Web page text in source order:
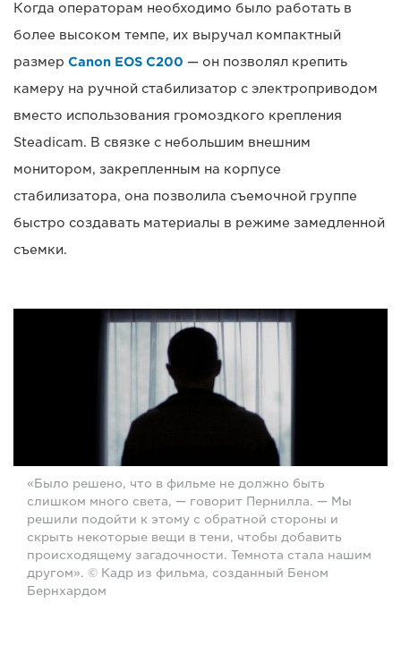
Когда операторам необходимо было работать в
более высоком темпе, их выручал компактный
размер Canon EOS C200 — он позволял крепить
камеру на ручной стабилизатор с электроприводом
вместо использования громоздкого крепления
Steadicam. В связке с небольшим внешним
монитором, закрепленным на корпусе
стабилизатора, она позволила съемочной группе
быстро создавать материалы в режиме замедленной
съемки.
«Было решено, что в фильме не должно быть
слишком много света, — говорит Пернилла. — Мы
решили подойти к этому с обратной стороны и
скрыть некоторые вещи в тени, чтобы добавить
происходящему загадочности. Темнота стала нашим
другом». © Кадр из фильма, созданный Беном
Бернхардом